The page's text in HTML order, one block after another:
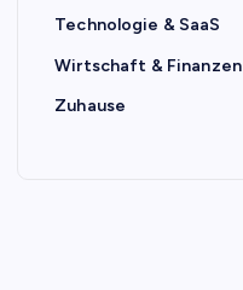
Technologie & SaaS
Wirtschaft & Finanzen
Zuhause